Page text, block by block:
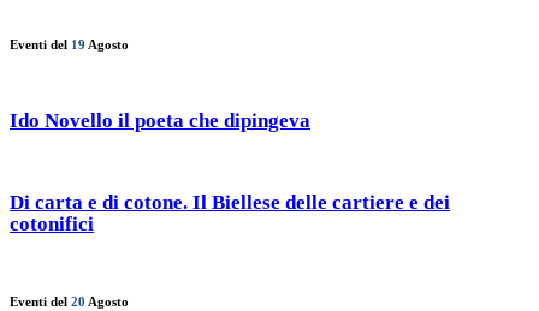
Eventi del 19 Agosto
Ido Novello il poeta che dipingeva
Di carta e di cotone. Il Biellese delle cartiere e dei
cotonifici
Eventi del 20 Agosto